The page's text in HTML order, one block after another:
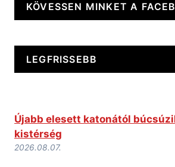
KÖVESSEN MINKET A
LEGFRISSEBB
Újabb elesett katonától
kistérség
2026.08.07.